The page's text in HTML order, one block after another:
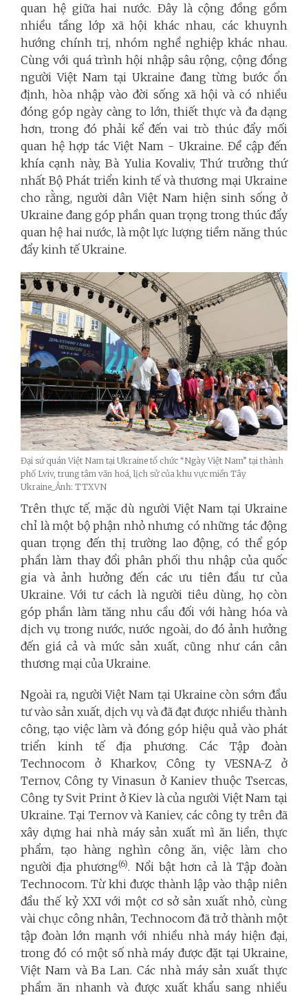
quan hệ giữa hai nước. Đây là cộng đồng gồm
nhiều tầng lớp xã hội khác nhau, các khuynh
hướng chính trị, nhóm nghề nghiệp khác nhau.
Cùng với quá trình hội nhập sâu rộng, cộng đồng
người Việt Nam tại Ukraine đang từng bước ổn
định, hòa nhập vào đời sống xã hội và có nhiều
đóng góp ngày càng to lớn, thiết thực và đa dạng
hơn, trong đó phải kể đến vai trò thúc đẩy mối
quan hệ hợp tác Việt Nam - Ukraine. Đề cập đến
khía cạnh này, Bà Yulia Kovaliv, Thứ trưởng thứ
nhất Bộ Phát triển kinh tế và thương mại Ukraine
cho rằng, người dân Việt Nam hiện sinh sống ở
Ukraine đang góp phần quan trọng trong thúc đẩy
quan hệ hai nước, là một lực lượng tiềm năng thúc
đẩy kinh tế Ukraine.
Đại sứ quán Việt Nam tại Ukraine tổ chức “Ngày Việt Nam” tại thành
phố Lviv, trung tâm văn hoá, lịch sử của khu vực miền Tây
Ukraine_Ảnh: TTXVN
Trên thực tế, mặc dù người Việt Nam tại Ukraine
chỉ là một bộ phận nhỏ nhưng có những tác động
quan trọng đến thị trường lao động, có thể góp
phần làm thay đổi phân phối thu nhập của quốc
gia và ảnh hưởng đến các ưu tiên đầu tư của
Ukraine. Với tư cách là người tiêu dùng, họ còn
góp phần làm tăng nhu cầu đối với hàng hóa và
dịch vụ trong nước, nước ngoài, do đó ảnh hưởng
đến giá cả và mức sản xuất, cũng như cán cân
thương mại của Ukraine.
Ngoài ra, người Việt Nam tại Ukraine còn sớm đầu
tư vào sản xuất, dịch vụ và đã đạt được nhiều thành
công, tạo việc làm và đóng góp hiệu quả vào phát
triển kinh tế địa phương. Các Tập đoàn
Technocom ở Kharkov, Công ty VESNA-Z ở
Ternov, Công ty Vinasun ở Kaniev thuộc Tsercas,
Công ty Svit Print ở Kiev là của người Việt Nam tại
Ukraine. Tại Ternov và Kaniev, các công ty trên đã
xây dựng hai nhà máy sản xuất mì ăn liền, thực
phẩm, tạo hàng nghìn công ăn, việc làm cho
người địa phương(6). Nổi bật hơn cả là Tập đoàn
Technocom. Từ khi được thành lập vào thập niên
đầu thế kỷ XXI với một cơ sở sản xuất nhỏ, cùng
vài chục công nhân, Technocom đã trở thành một
tập đoàn lớn mạnh với nhiều nhà máy hiện đại,
trong đó có một số nhà máy được đặt tại Ukraine,
Việt Nam và Ba Lan. Các nhà máy sản xuất thực
phẩm ăn nhanh và được xuất khẩu sang nhiều